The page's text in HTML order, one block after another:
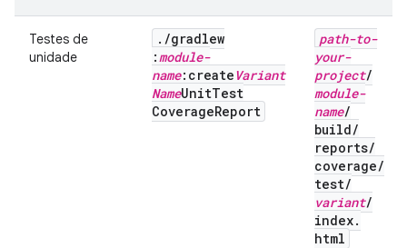
Testes de
unidade
. /gradlew
:module-
name:createVariant
NameUnitTest
CoverageReport
path-to-
your-
project/
module-
name/
build/
reports/
coverage/
test/
variant/
index.
html